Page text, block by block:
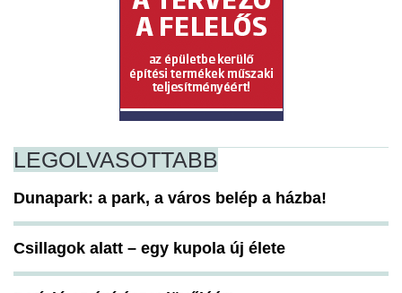
LEGOLVASOTTABB
Dunapark: a park, a város belép a házba!
Csillagok alatt – egy kupola új élete